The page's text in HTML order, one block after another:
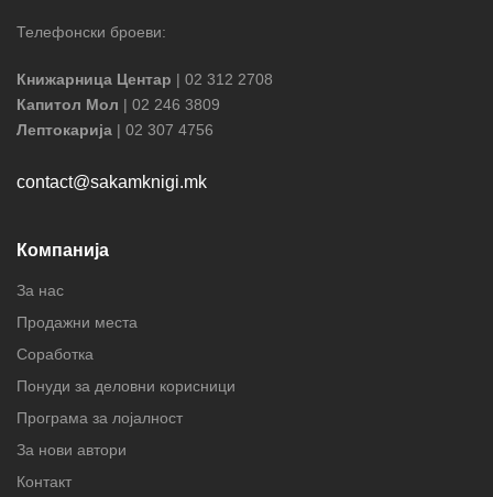
Телефонски броеви:
Книжарница Центар | 02 312 2708
Капитол Мол | 02 246 3809
Лептокарија | 02 307 4756
contact@sakamknigi.mk
Компанија
За нас
Продажни места
Соработка
Понуди за деловни корисници
Програма за лојалност
За нови автори
Контакт